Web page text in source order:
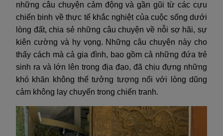
những câu chuyện cảm động và gần gũi từ các cựu
chiến binh về thực tế khắc nghiệt của cuộc sống dưới
lòng đất, chia sẻ những câu chuyện về nỗi sợ hãi, sự
kiên cường và hy vọng. Những câu chuyện này cho
thấy cách mà cả gia đình, bao gồm cả những đứa trẻ
sinh ra và lớn lên trong địa đạo, đã chịu đựng những
khó khăn không thể tưởng tượng nổi với lòng dũng
cảm không lay chuyển trong chiến tranh.